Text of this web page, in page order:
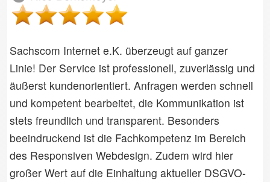
Sachscom Internet e.K. überzeugt auf ganzer
Linie! Der Service ist professionell, zuverlässig und
äußerst kundenorientiert. Anfragen werden schnell
und kompetent bearbeitet, die Kommunikation ist
stets freundlich und transparent. Besonders
beeindruckend ist die Fachkompetenz im Bereich
des Responsiven Webdesign. Zudem wird hier
großer Wert auf die Einhaltung aktueller DSGVO-